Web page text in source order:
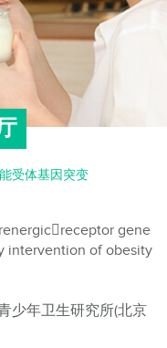
受体基因突变
gene
intervention of obesity
少年卫生研究所(北京